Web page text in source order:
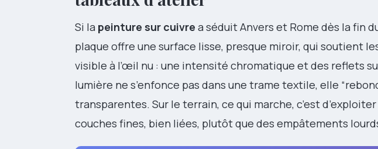
Si la peinture sur cuivre a séduit Anvers et Rome dès la fin
plaque offre une surface lisse, presque miroir, qui soutient
visible à l’œil nu : une intensité chromatique et des reflets
lumière ne s’enfonce pas dans une trame textile, elle
transparentes. Sur le terrain, ce qui marche, c’est
couches fines, bien liées, plutôt que des empâtements